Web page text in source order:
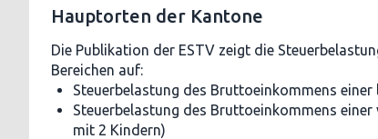
Hauptorten der Kantone
Die Publikation der ESTV zeigt die
Bereichen auf:
Steuerbelastung des Bruttoeinkommens einer
Steuerbelastung des Bruttoeinkommens einer
mit 2 Kindern)